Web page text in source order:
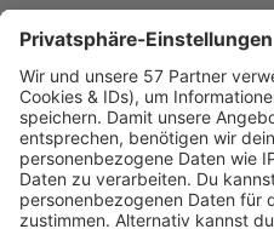
Linktipps:
RADIO SALÜ
Saarlands bester Musikmix
www.salue.de»